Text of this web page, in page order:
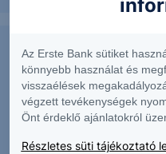
S&P500 -
Az elmúlt időszakban
megindult a várt esés,
célárat.
Az Erste Bank sütiket
könnyebb használat és
visszaélések
végzett tevékenységek
Önt érdeklő ajánlatokról
Részletes süti tájékoztató